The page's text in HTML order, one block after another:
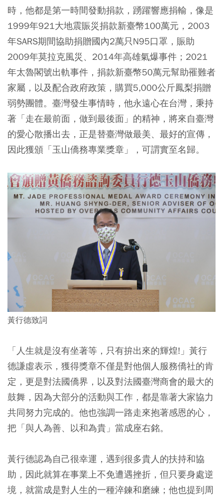
時，他都是第一時間發動捐款，踴躍響應捐輸，像是
1999年921大地震賑災捐款新臺幣100萬元，2003
年SARS期間協助捐贈國內2萬只N95口罩，賑助
2009年莫拉克風災、2014年高雄氣爆事件；2021
年太魯閣號出軌事件，捐款新臺幣50萬元幫助罹難者
家屬，以及配合政府政策，購買5,000公斤鳳梨捐贈
弱勢團體。臺灣發生事情時，他永遠心在台灣，秉持
著「走在最前面，做到最後面」的精神，將來自臺灣
的愛心散播出去，正是替臺灣做最美、最好的宣傳，
因此獲頒「玉山僑務專業獎章」，可謂實至名歸。
黃行德致詞
「人生就是沒有坐著等，只有拚出來的輝煌!」黃行
德謙虛表示，獲得獎章不僅是對他個人服務僑社的肯
定，更是對法國僑界，以及對法國臺灣商會的最大的
鼓舞，因為大部分的活動與工作，都是靠著大家協力
共同努力完成的。他也強調一路走來抱著感恩的心，
把「與人為善、以和為貴」當成座右銘。
黃行德認為自己很幸運，遇到很多貴人的扶持和協
助，因此就算在事業上不免遭遇挫折，但只要身處逆
境，就當成是對人生的一種淬鍊和磨練；他也提到周